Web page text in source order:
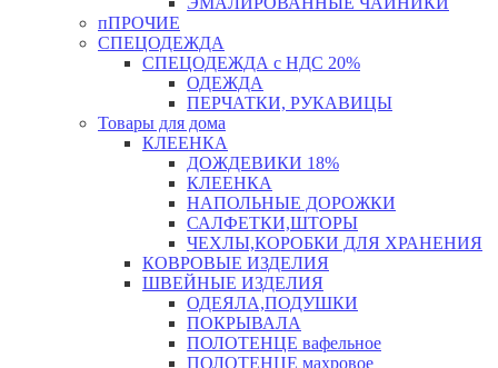
пПРОЧИЕ
СПЕЦОДЕЖДА
СПЕЦОДЕЖДА с НДС 20%
ОДЕЖДА
ПЕРЧАТКИ, РУКАВИЦЫ
Товары для дома
КЛЕЕНКА
ДОЖДЕВИКИ 18%
КЛЕЕНКА
НАПОЛЬНЫЕ ДОРОЖКИ
САЛФЕТКИ,ШТОРЫ
ЧЕХЛЫ,КОРОБКИ ДЛЯ ХРАНЕНИЯ
КОВРОВЫЕ ИЗДЕЛИЯ
ШВЕЙНЫЕ ИЗДЕЛИЯ
ОДЕЯЛА,ПОДУШКИ
ПОКРЫВАЛА
ПОЛОТЕНЦЕ вафельное
ПОЛОТЕНЦЕ махровое